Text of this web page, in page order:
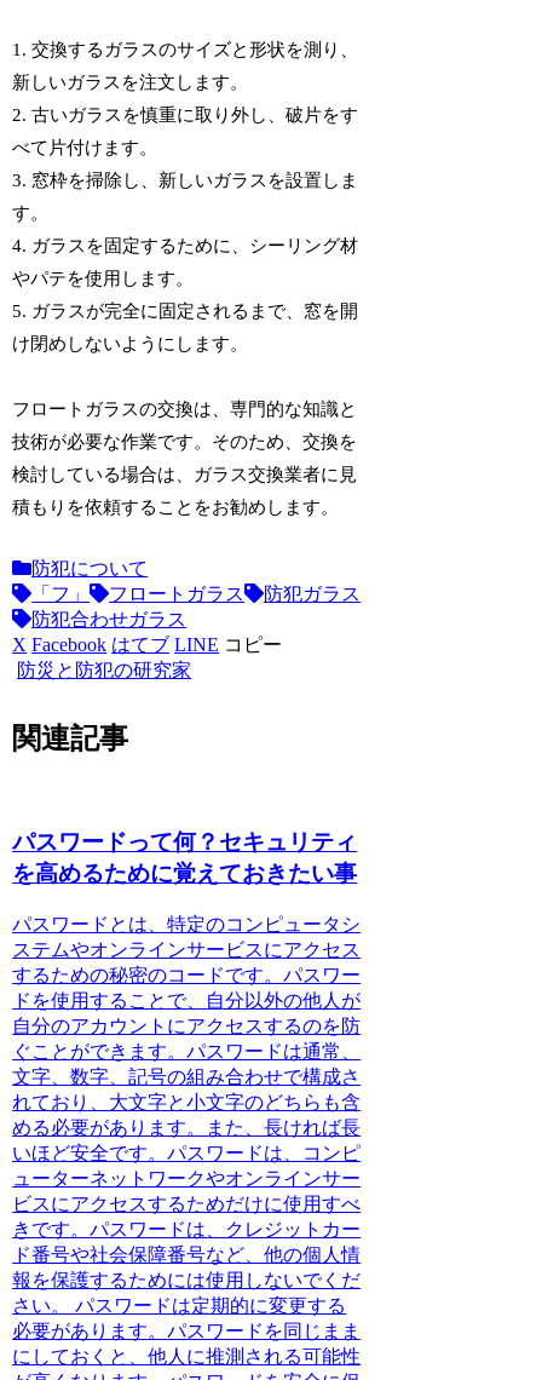
1. 交換するガラスのサイズと形状を測り、
新しいガラスを注文します。
2. 古いガラスを慎重に取り外し、破片をす
べて片付けます。
3. 窓枠を掃除し、新しいガラスを設置しま
す。
4. ガラスを固定するために、シーリング材
やパテを使用します。
5. ガラスが完全に固定されるまで、窓を開
け閉めしないようにします。
フロートガラスの交換は、専門的な知識と
技術が必要な作業です。そのため、交換を
検討している場合は、ガラス交換業者に見
積もりを依頼することをお勧めします。
防犯について
「フ」
フロートガラス
防犯ガラス
防犯合わせガラス
X Facebook はてブ LINE コピー
防災と防犯の研究家
関連記事
パスワードって何？セキュリティ
を高めるために覚えておきたい事
パスワードとは、特定のコンピュータシ
ステムやオンラインサービスにアクセス
するための秘密のコードです。パスワー
ドを使用することで、自分以外の他人が
自分のアカウントにアクセスするのを防
ぐことができます。パスワードは通常、
文字、数字、記号の組み合わせで構成さ
れており、 大文字と小文字のどちらも含
める必要があります。
また、長ければ長
いほど安全です。パスワードは、コンピ
ューターネットワークやオンラインサー
ビスにアクセスするためだけに使用すべ
きです。パスワードは、クレジットカー
ド番号や社会保障番号など、他の個人情
報を保護するためには使用しないでくだ
さい。パスワードは定期的に変更する
必要があります。パスワードを同じまま
にしておくと、他人に推測される可能性